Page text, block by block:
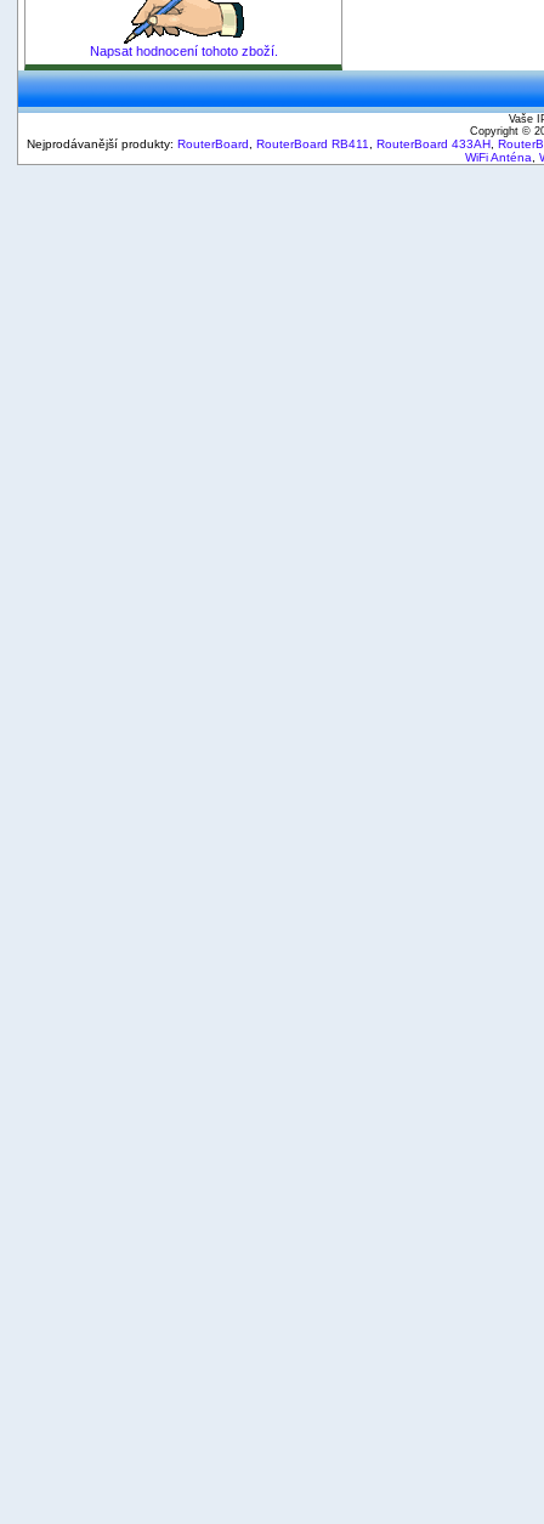
Napsat hodnocení tohoto zboží.
Vaše
Copyright ©
Nejprodávanější produkty: RouterBoard RouterBoard RB411 RouterBoard 433AH
WiFi Anténa